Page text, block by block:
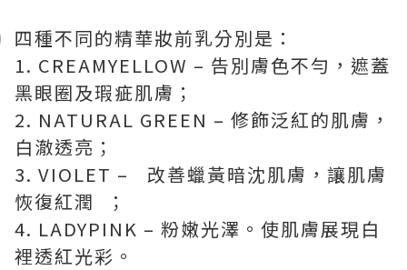
四種不同的精華妝前乳分別是：
1. CREAMYELLOW – 告別膚色不勻，遮蓋
黑眼圈及瑕疵肌膚；
2. NATURAL GREEN – 修飾泛紅的肌膚，
白澈透亮；
3. VIOLET – 改善蠟黃暗沈肌膚，讓肌膚
恢復紅潤 ；
4. LADYPINK – 粉嫩光澤。使肌膚展現白
裡透紅光彩。